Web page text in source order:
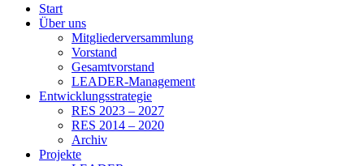
Start
Über uns
Mitgliederversammlung
Vorstand
Gesamtvorstand
LEADER-Management
Entwicklungsstrategie
RES 2023 – 2027
RES 2014 – 2020
Archiv
Projekte